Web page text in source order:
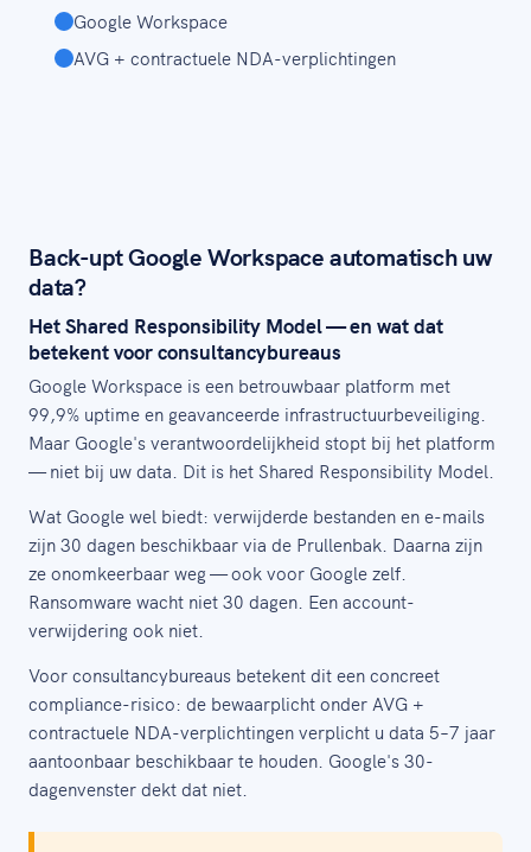
Google Workspace
AVG + contractuele NDA-verplichtingen
Back-upt Google Workspace automatisch uw
data?
Het Shared Responsibility Model — en wat dat
betekent voor consultancybureaus
Google Workspace is een betrouwbaar platform met
99,9% uptime en geavanceerde infrastructuurbeveiliging.
Maar Google's verantwoordelijkheid stopt bij het platform
— niet bij uw data. Dit is het Shared Responsibility Model.
Wat Google wel biedt: verwijderde bestanden en e-mails
zijn 30 dagen beschikbaar via de Prullenbak. Daarna zijn
ze onomkeerbaar weg — ook voor Google zelf.
Ransomware wacht niet 30 dagen. Een account-
verwijdering ook niet.
Voor consultancybureaus betekent dit een concreet
compliance-risico: de bewaarplicht onder AVG +
contractuele NDA-verplichtingen verplicht u data 5–7 jaar
aantoonbaar beschikbaar te houden. Google's 30-
dagenvenster dekt dat niet.